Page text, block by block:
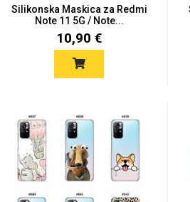
Silikonska Maskica za Redmi
Note 11 5G / Note...
10,90 €